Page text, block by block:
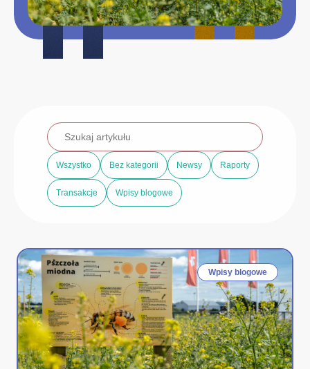
Wszystko Bez kategorii Newsy Raporty
Transakcje Wpisy blogowe
Wpisy blogowe